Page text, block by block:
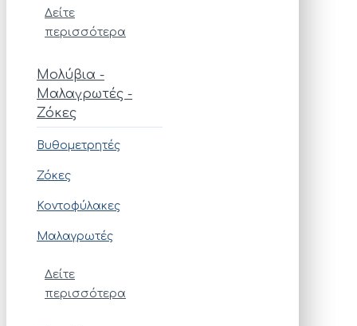
Δείτε
περισσότερα
Μολύβια -
Μαλαγρωτές -
Ζόκες
Βυθομετρητές
Ζόκες
Κοντοφύλακες
Μαλαγρωτές
Δείτε
περισσότερα